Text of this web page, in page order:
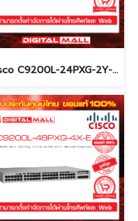
Cisco C9200L-24PXG-2Y-E อุปกรณ์ขยายสัญญาณ (Gigabit Switch Hub)